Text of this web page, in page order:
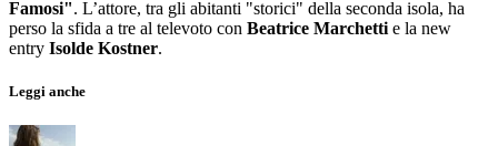
Famosi". L’attore, tra gli abitanti "storici" della seconda isola, ha
perso la sfida a tre al televoto con Beatrice Marchetti e la new
entry Isolde Kostner.
Leggi anche